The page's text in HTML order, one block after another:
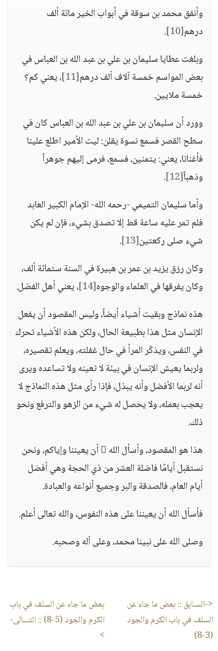
وأنفق محمد بن سوقة في أبواب الخير مائة ألف
درهم[10]
.
وبلغت عطايا سليمان بن علي بن عبد الله بن العباس في
بعض المواسم خمسة آلاف ألف درهم[11]
، يعني كم؟
خمسة ملايين.
وورد أن سليمان بن علي بن عبد الله بن العباس كان في
سطح القصر فسمع نسوة يقلن: ليت الأمير اطلع علينا
فأغنانا، يعني: يتمنين، فسمع، فرمى إليهم جوهراً
وذهباً[12]
.
وأما سليمان التميمي -رحمه الله- الإمام الكبير العابد
فلم تمر عليه ساعة قط إلا تصدق بشيء، فإن لم يكن
شيء صلى ركعتين[13]
.
وكان رزق يزيد بن عمر بن هبيرة في السنة ستمائة ألف،
وكان يفرقها في العلماء والوجوه[14]
، يعني أهل الفضل.
هذه نماذج وبقيت أشياء أيضاً، وليس المقصود أن يفعل
الإنسان مثل هذا بطبيعة الحال، ولكن هذه الأشياء تحرك
في النفس، ويذكّر المرأ في حال غفلته، ويعلم تقصيره،
ولربما يعيش الإنسان في بيئة لا تعينه ولا تساعده ويرى
أنه لربما الأفضل وأنه يبذل، فإذا رأى مثل هذه النماذج لا
يعجب بعمله، ولا يحصل له شيء من الزهو والترفع ونحو
ذلك.
هذا هو المقصود، وأسأل الله  أن يعيننا وإياكم، ونحن
نستقبل أيامًا فاضلة العشر من ذي الحجة وهي أفضل
أيام العام، فالصدقة والبر وجميع أنواعه والعبادة.
فأسأل الله أن يعيننا على هذه النفوس، والله تعالى أعلم.
وصلى الله على نبينا محمد، وعلى آله وصحبه.
<-السـابق :: بعض ما جاء عن
السلف في باب الكرم والجود
(3-8)
بعض ما جاء عن السلف في باب
الكرم والجود (5-8)
:: التـــالى-
>